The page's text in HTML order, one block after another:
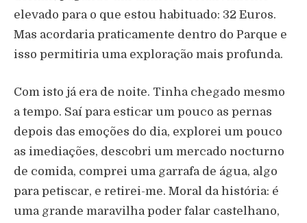
elevado para o que estou habituado: 32 Euros.
Mas acordaria praticamente dentro do Parque e
isso permitiria uma exploração mais profunda.
Com isto já era de noite. Tinha chegado mesmo
a tempo. Saí para esticar um pouco as pernas
depois das emoções do dia, explorei um pouco
as imediações, descobri um mercado nocturno
de comida, comprei uma garrafa de água, algo
para petiscar, e retirei-me. Moral da história: é
uma grande maravilha poder falar castelhano,